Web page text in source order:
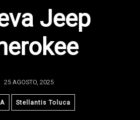
Jeep
25 AGOSTO, 2025
Stellantis Toluca